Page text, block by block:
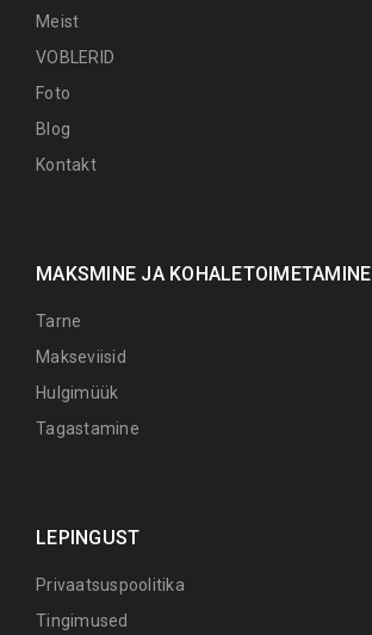
Meist
VOBLERID
Foto
Blog
Kontakt
MAKSMINE JA KOHALETOIMETAMINE
Tarne
Makseviisid
Hulgimüük
Tagastamine
LEPINGUST
Privaatsuspoolitika
Tingimused